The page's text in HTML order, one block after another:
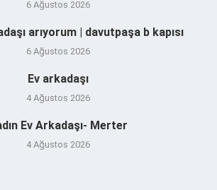
6 Ağustos 2026
arıyorum | davutpaşa b kapısı
6 Ağustos 2026
Ev arkadaşı
4 Ağustos 2026
Ev Arkadaşı- Merter
4 Ağustos 2026